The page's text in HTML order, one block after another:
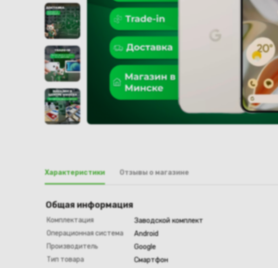
Характеристики Отзывы о магазине
Общая информация
Комплектация
Заводской комплект
Операционная система
Android
Производитель
Google
Тип товара
Смартфон